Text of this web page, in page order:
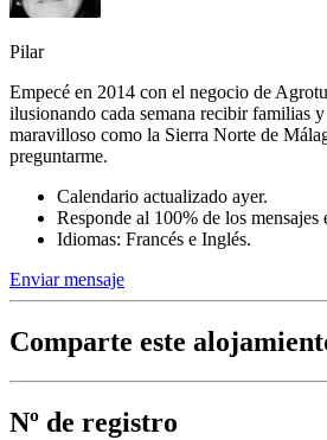
Pilar
Empecé en 2014 con el negocio de
ilusionando cada semana recibir familias
maravilloso como la Sierra Norte de
preguntarme.
Calendario actualizado ayer.
Responde al 100% de los mensajes
Idiomas: Francés e Inglés.
Enviar mensaje
Comparte este
Nº de registro